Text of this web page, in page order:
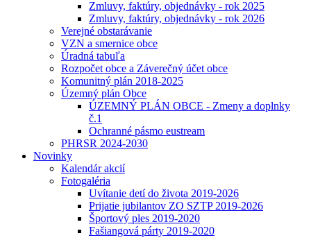
Zmluvy, faktúry, objednávky - rok 2025
Zmluvy, faktúry, objednávky - rok 2026
Verejné obstarávanie
VZN a smernice obce
Úradná tabuľa
Rozpočet obce a Záverečný účet obce
Komunitný plán 2018-2025
Územný plán Obce
ÚZEMNÝ PLÁN OBCE - Zmeny a doplnky
č.1
Ochranné pásmo eustream
PHRSR 2024-2030
Novinky
Kalendár akcií
Fotogaléria
Uvítanie detí do života 2019-2026
Prijatie jubilantov ZO SZTP 2019-2026
Športový ples 2019-2020
Fašiangová párty 2019-2020